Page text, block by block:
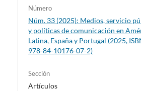
Número
Núm. 33 (2025): Medios, servicio
y políticas de comunicación en
Latina, España y Portugal (2025,
978-84-10176-07-2)
Sección
Artículos